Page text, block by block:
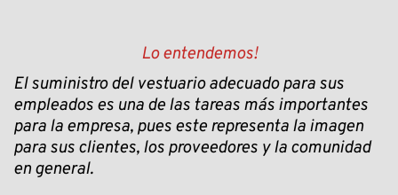
Lo entendemos!
El suministro del vestuario adecuado para sus
empleados es una de las tareas más importantes
para la empresa, pues este representa la imagen
para sus clientes, los proveedores y la comunidad
en general.